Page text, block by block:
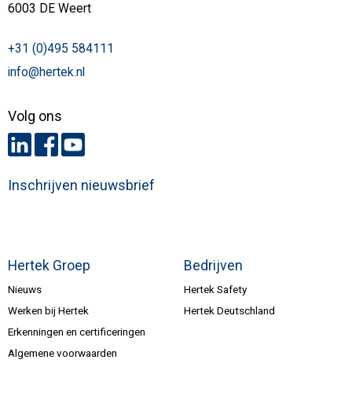
Hertek Groep
Nieuws
Werken bij Hertek
Erkenningen en certificeringen
Algemene voorwaarden
Bedrijven
Hertek Safety
Hertek Deutschland
6003 DE Weert
+31 (0)495 584111
info@hertek.nl
Volg ons
Inschrijven nieuwsbrief